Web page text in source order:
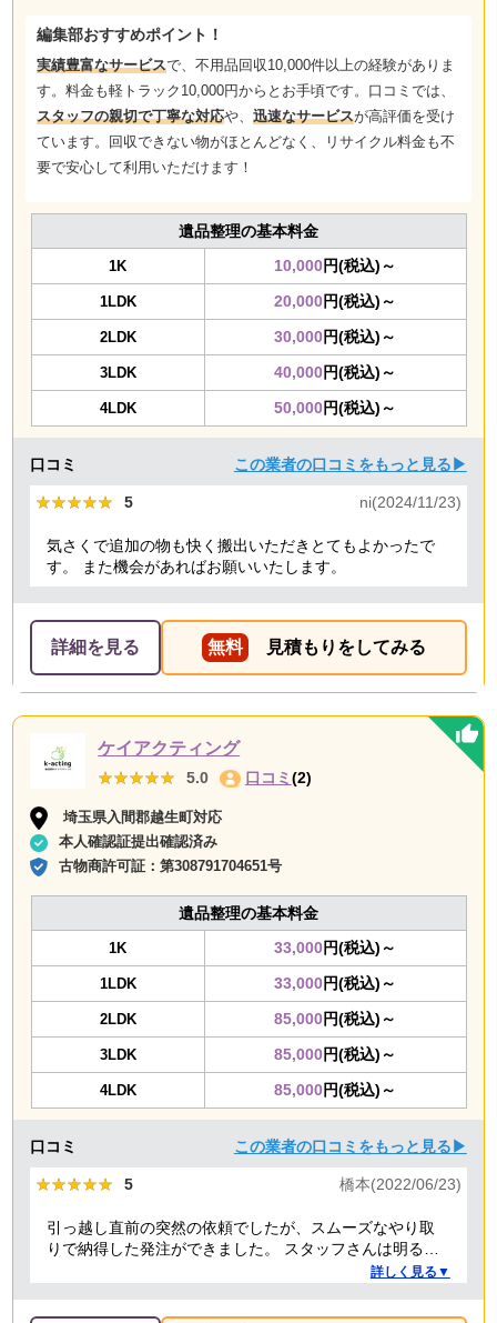
編集部おすすめポイント！
実績豊富なサービスで、不用品回収10,000件以上の経験がありま
す。料金も軽トラック10,000円からとお手頃です。口コミでは、
スタッフの親切で丁寧な対応や、 迅速なサービスが高評価を受け
ています。回収できない物がほとんどなく、リサイクル料金も不
要で安心して利用いただけます！
遺品整理の基本料金
1K 10,000円(税込)～
1LDK 20,000円(税込)～
2LDK 30,000円(税込)～
3LDK 40,000円(税込)～
4LDK 50,000円(税込)～
口コミ この業者の口コミをもっと見る▶
★★★★★
★★★★★ 5 ni(2024/11/23)
気さくで追加の物も快く搬出いただきとてもよかったで
す。 また機会があればお願いいたします。
詳細を見る 無料 見積もりをしてみる
ケイアクティング
★★★★★
★★★★★ 5.0 口コミ (2)
埼玉県入間郡越生町対応
本人確認証提出確認済み
古物商許可証：第308791704651号
遺品整理の基本料金
1K 33,000円(税込)～
1LDK 33,000円(税込)～
2LDK 85,000円(税込)～
3LDK 85,000円(税込)～
4LDK 85,000円(税込)～
口コミ この業者の口コミをもっと見る▶
★★★★★
★★★★★ 5 橋本(2022/06/23)
引っ越し直前の突然の依頼でしたが、スムーズなやり取
りで納得した発注ができました。 スタッフさんは明るく
て元気良く、その場で何か交渉されるといったこともな
詳しく見る▼